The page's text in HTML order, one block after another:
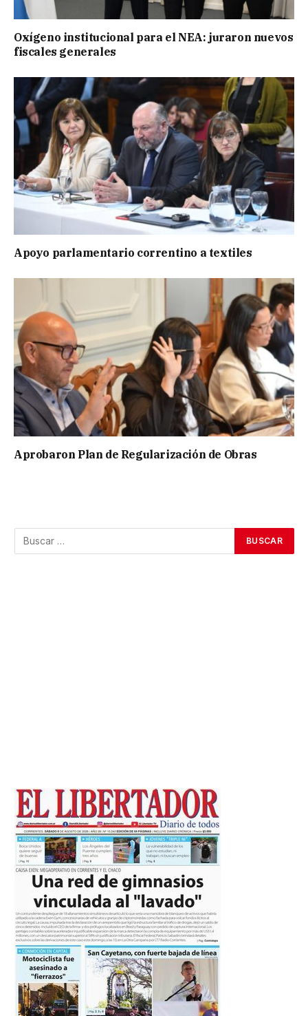
Oxígeno institucional para el NEA: juraron nuevos
fiscales generales
Apoyo parlamentario correntino a textiles
Aprobaron Plan de Regularización de Obras